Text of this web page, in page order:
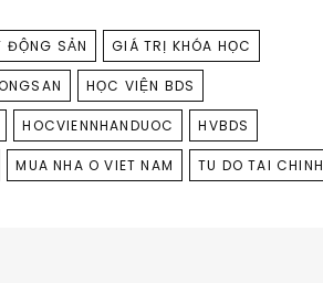
ĐỘNG SẢN GIÁ TRỊ KHÓA HỌC
HỌC VIỆN BDS
HOCVIENNHANDUOC HVBDS
MUA NHA O VIET NAM TU DO TAI CHINH